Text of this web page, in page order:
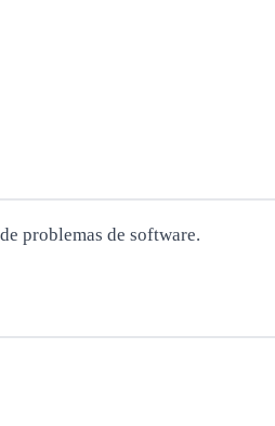
problemas de software.